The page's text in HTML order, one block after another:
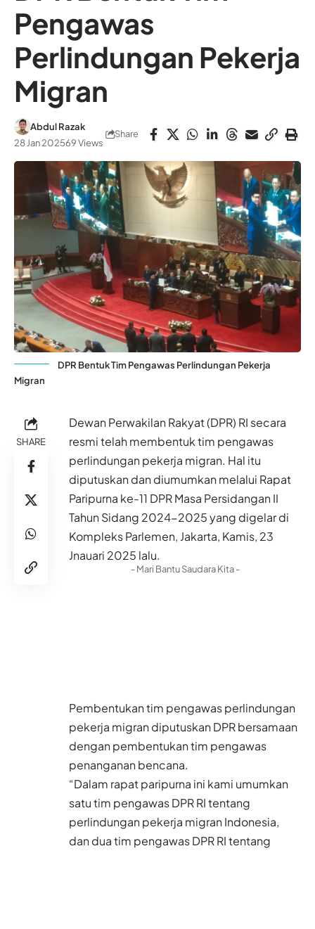
Pengawas
Perlindungan Pekerja
Migran
Abdul Razak
28 Jan 202569 Views
Share
DPR Bentuk Tim Pengawas Perlindungan Pekerja
Migran
SHARE
Dewan Perwakilan Rakyat (DPR) RI secara
resmi telah membentuk tim pengawas
perlindungan pekerja migran. Hal itu
diputuskan dan diumumkan melalui Rapat
Paripurna ke-11 DPR Masa Persidangan II
Tahun Sidang 2024-2025 yang digelar di
Kompleks Parlemen, Jakarta, Kamis, 23
Jnauari 2025 lalu.
- Mari Bantu Saudara Kita -
Pembentukan tim pengawas perlindungan
pekerja migran diputuskan DPR bersamaan
dengan pembentukan tim pengawas
penanganan bencana.
“Dalam rapat paripurna ini kami umumkan
satu tim pengawas DPR RI tentang
perlindungan pekerja migran Indonesia,
dan dua tim pengawas DPR RI tentang